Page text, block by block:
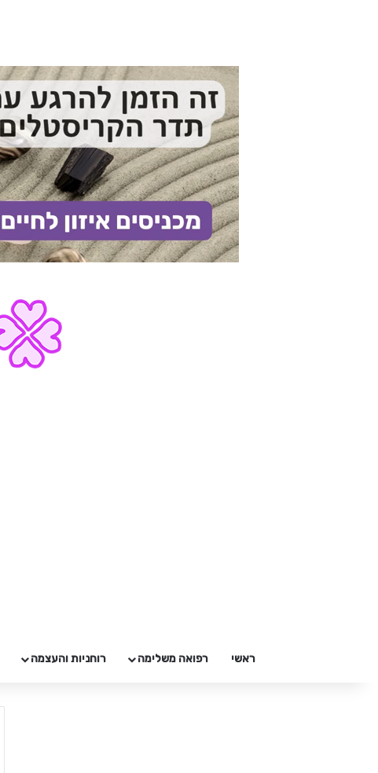
ראשי רפואה משלימה רוחניות והעצמה